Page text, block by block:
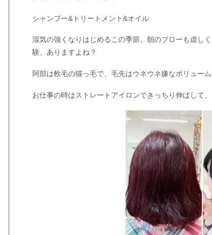
シャンプー&トリートメント&オイル
湿気の強くなりはじめるこの季節、朝のブローも虚し
験、ありますよね？
阿部は軟毛の猫っ毛で、毛先はウネウネ嫌なボリュー
お仕事の時はストレートアイロンできっちり伸ばして